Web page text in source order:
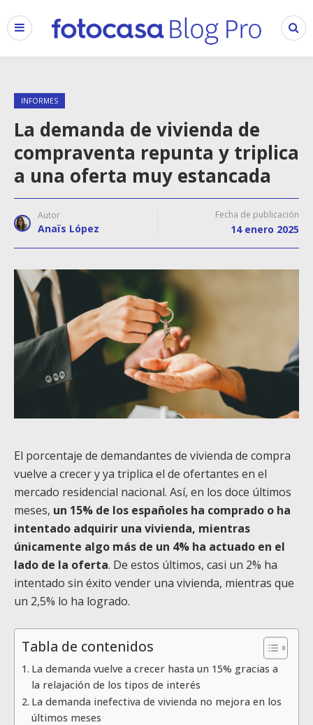
INFORMES
La demanda de vivienda de
compraventa repunta y triplica
a una oferta muy estancada
Autor
Anaïs López
Fecha de publicación
14 enero 2025
El porcentaje de demandantes de vivienda de compra
vuelve a crecer y ya triplica el de ofertantes en el
mercado residencial nacional. Así, en los doce últimos
meses, un 15% de los españoles ha comprado o ha
intentado adquirir una vivienda, mientras
únicamente algo más de un 4% ha actuado en el
lado de la oferta. De estos últimos, casi un 2% ha
intentado sin éxito vender una vivienda, mientras que
un 2,5% lo ha logrado.
Tabla de contenidos
La demanda vuelve a crecer hasta un 15% gracias a
la relajación de los tipos de interés
La demanda inefectiva de vivienda no mejora en los
últimos meses